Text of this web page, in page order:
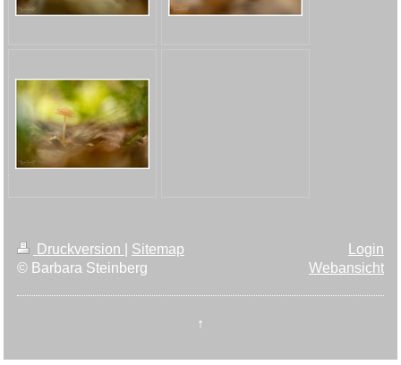
Druckversion
Sitemap
© Barbara Steinberg
Login
Webansicht
↑